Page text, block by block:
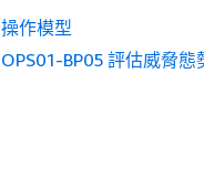
操作模型
OPS01-BP05 評估威脅態